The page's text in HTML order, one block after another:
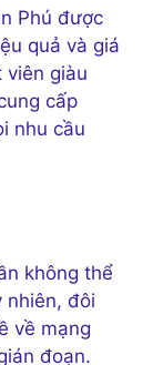
Phú được
quả và giá
viên giàu
cấp
nhu cầu
không thể
nhiên, đôi
về mạng
đoạn.